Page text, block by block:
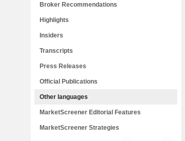
Broker Recommendations
Highlights
Insiders
Transcripts
Press Releases
Official Publications
Other languages
MarketScreener Editorial Features
MarketScreener Strategies